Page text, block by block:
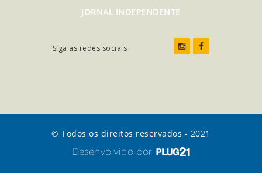
JORNAL INDEPENDENTE
Siga as redes sociais
© Todos os direitos reservados - 2021